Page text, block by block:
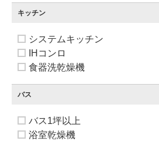
キッチン
システムキッチン
IHコンロ
食器洗乾燥機
バス
バス1坪以上
浴室乾燥機